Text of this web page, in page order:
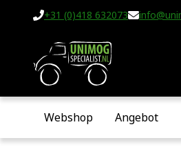
+31 (0)418 632073
Webshop Angebot